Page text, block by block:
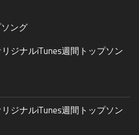
ング
ジナルiTunes週間トップソン
ジナルiTunes週間トップソン